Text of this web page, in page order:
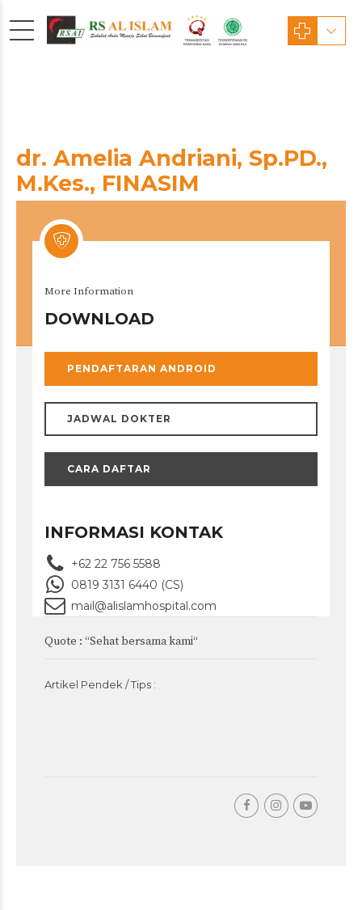
dr. Amelia Andriani, Sp.PD.,
M.Kes., FINASIM
Dokter Spesialis Penyakit Dalam
M.Kes., FINASIM
More Information
DOWNLOAD
PENDAFTARAN ANDROID
JADWAL DOKTER
CARA DAFTAR
INFORMASI KONTAK
+62 22 756 5588
0819 3131 6440 (CS)
mail@alislamhospital.com
Quote : “Sehat bersama kami“
Artikel Pendek / Tips :